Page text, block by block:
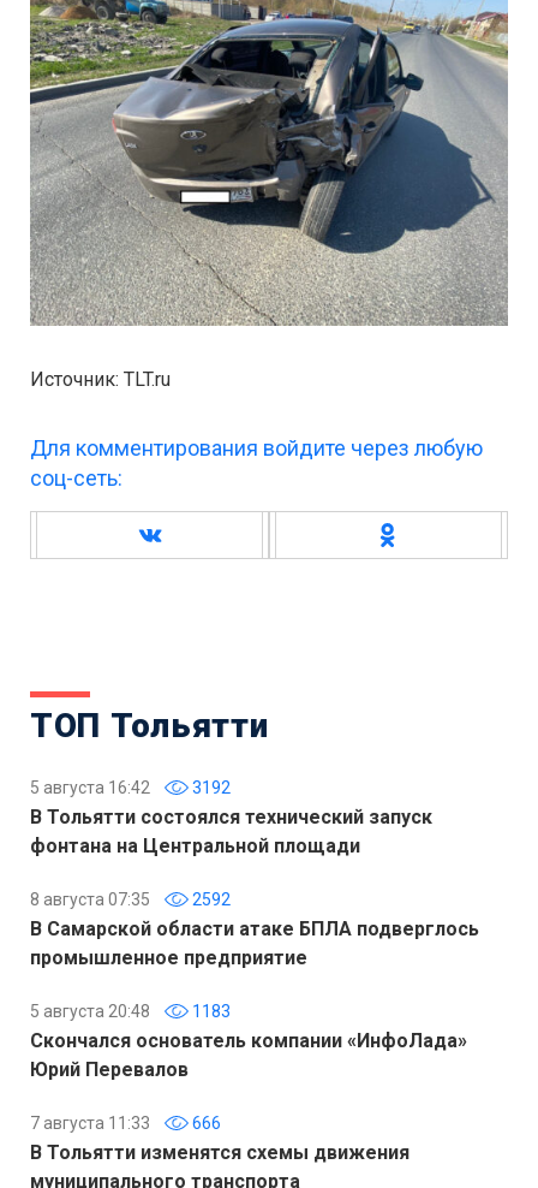
Источник: TLT.ru
Для комментирования войдите через любую
соц-сеть:
ТОП Тольятти
5 августа 16:42 3192
В Тольятти состоялся технический запуск
фонтана на Центральной площади
8 августа 07:35 2592
В Самарской области атаке БПЛА подверглось
промышленное предприятие
5 августа 20:48 1183
Скончался основатель компании «ИнфоЛада»
Юрий Перевалов
7 августа 11:33 666
В Тольятти изменятся схемы движения
муниципального транспорта